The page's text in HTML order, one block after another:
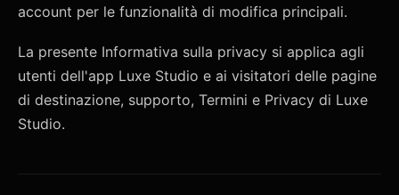
account per le funzionalità di modifica principali.
La presente Informativa sulla privacy si applica agli
utenti dell'app Luxe Studio e ai visitatori delle pagine
di destinazione, supporto, Termini e Privacy di Luxe
Studio.